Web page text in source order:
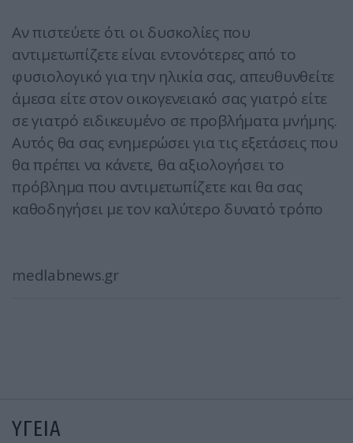
Αν πιστεύετε ότι οι δυσκολίες που
αντιμετωπίζετε είναι εντονότερες από το
φυσιολογικό για την ηλικία σας, απευθυνθείτε
άμεσα είτε στον οικογενειακό σας γιατρό είτε
σε γιατρό ειδικευμένο σε προβλήματα μνήμης.
Αυτός θα σας ενημερώσει για τις εξετάσεις που
θα πρέπει να κάνετε, θα αξιολογήσει το
πρόβλημα που αντιμετωπίζετε και θα σας
καθοδηγήσει με τον καλύτερο δυνατό τρόπο
medlabnews.gr
ΥΓΕΙΑ